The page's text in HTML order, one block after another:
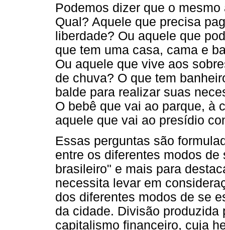
Podemos dizer que o
Qual? Aquele que precisa
liberdade? Ou aquele que
que tem uma casa, cama e
Ou aquele que vive aos
de chuva? O que tem
balde para realizar suas
O bebê que vai ao parque, à
aquele que vai ao presídio
Essas perguntas são
entre os diferentes modos
brasileiro" e mais para
necessita levar em
dos diferentes modos de se
da cidade. Divisão
capitalismo financeiro, cuja